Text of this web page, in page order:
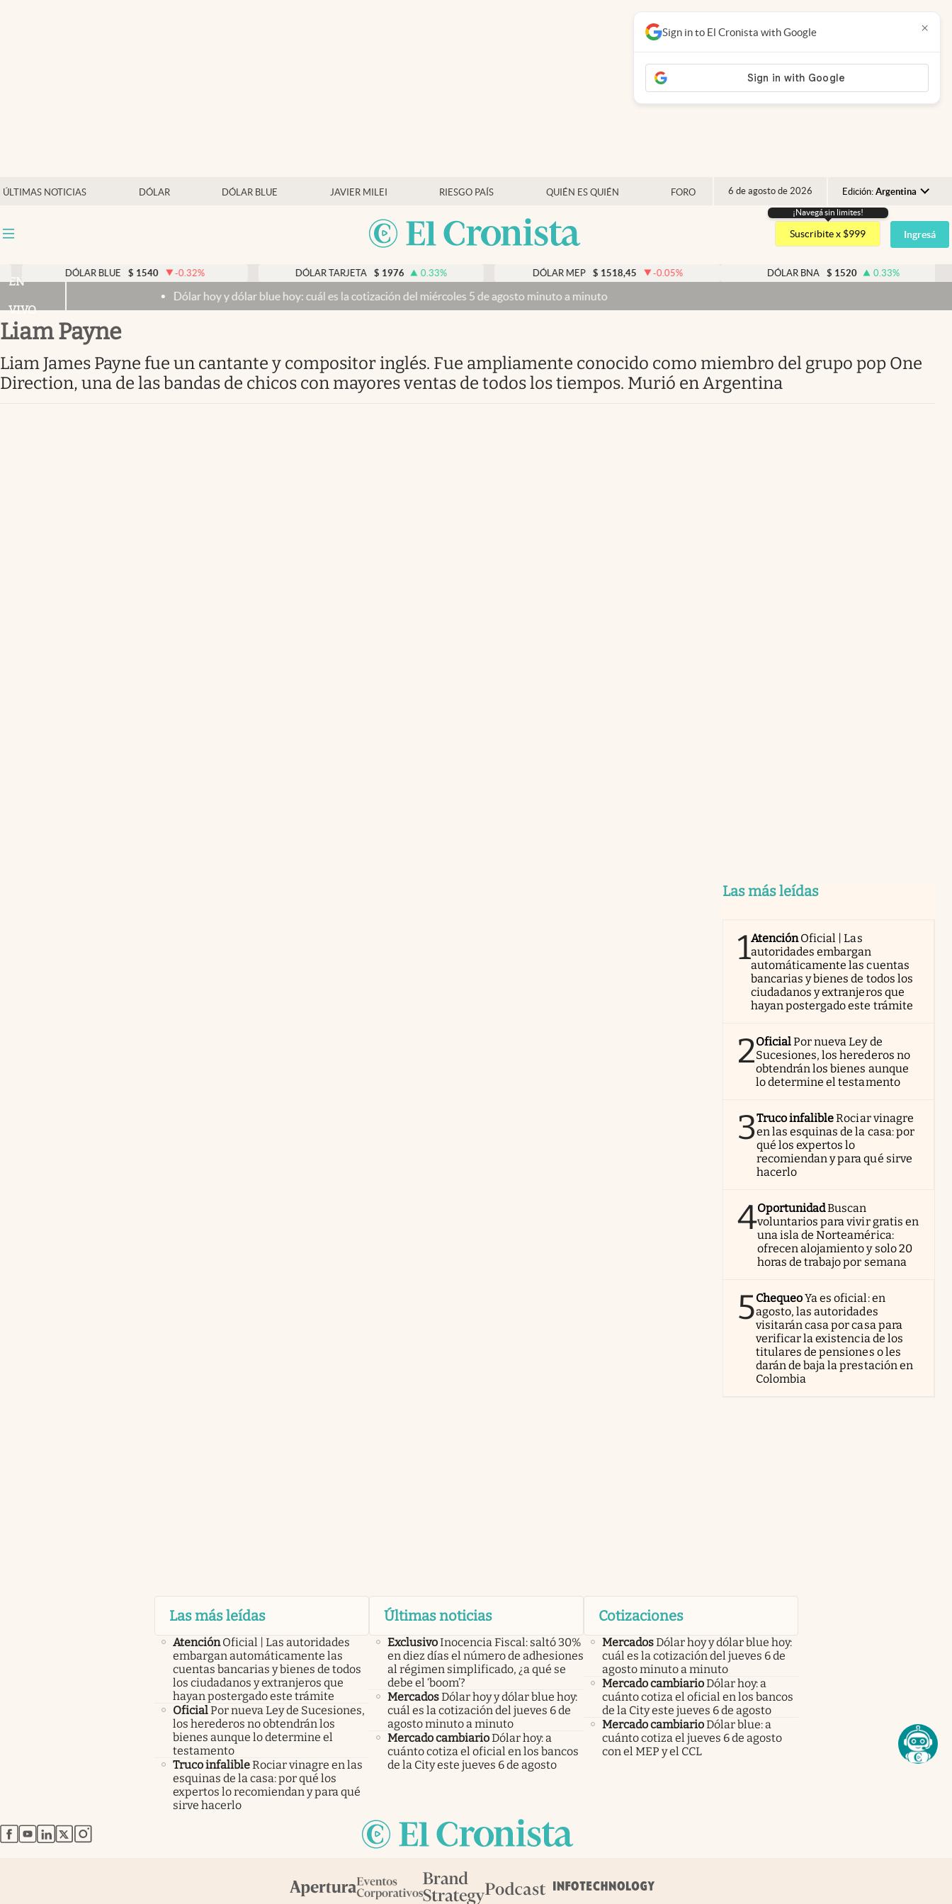
ÚLTIMAS NOTICIAS DÓLAR DÓLAR BLUE JAVIER MILEI RIESGO PAÍS QUIÉN ES QUIÉN FORO 6 de agosto de 2026 Edición: Argentina
Argentina
España
USA
Mercados Online
Otras secciones
Infotechnology
Clima
¡Navegá sin limites!
Suscribite x $999 Ingresá
DÓLAR BLUE $ 1540 -0.32% DÓLAR TARJETA $ 1976 0.33% DÓLAR MEP $ 1518,45 -0.05% DÓLAR BNA $ 1520 0.33%
EN
VIVO
Dólar hoy y dólar blue hoy: cuál es la cotización del miércoles 5 de agosto minuto a minuto
Sign in to El Cronista with Google ×
Liam Payne
Liam James Payne fue un cantante y compositor inglés. Fue ampliamente conocido como miembro del grupo pop One
Direction, una de las bandas de chicos con mayores ventas de todos los tiempos. Murió en Argentina
Las más leídas
1AtenciónOficial | Las
autoridades embargan
automáticamente las cuentas
bancarias y bienes de todos los
ciudadanos y extranjeros que
hayan postergado este trámite
2OficialPor nueva Ley de
Sucesiones, los herederos no
obtendrán los bienes aunque
lo determine el testamento
3Truco infalibleRociar vinagre
en las esquinas de la casa: por
qué los expertos lo
recomiendan y para qué sirve
hacerlo
4OportunidadBuscan
voluntarios para vivir gratis en
una isla de Norteamérica:
ofrecen alojamiento y solo 20
horas de trabajo por semana
5ChequeoYa es oficial: en
agosto, las autoridades
visitarán casa por casa para
verificar la existencia de los
titulares de pensiones o les
darán de baja la prestación en
Colombia
Las más leídas
Atención Oficial | Las autoridades
embargan automáticamente las
cuentas bancarias y bienes de todos
los ciudadanos y extranjeros que
hayan postergado este trámite
OficialPor nueva Ley de Sucesiones,
los herederos no obtendrán los
bienes aunque lo determine el
testamento
Truco infalibleRociar vinagre en las
esquinas de la casa: por qué los
expertos lo recomiendan y para qué
sirve hacerlo
Últimas noticias
ExclusivoInocencia Fiscal: saltó 30%
en diez días el número de adhesiones
al régimen simplificado, ¿a qué se
debe el ‘boom’?
MercadosDólar hoy y dólar blue hoy:
cuál es la cotización del jueves 6 de
agosto minuto a minuto
Mercado cambiarioDólar hoy: a
cuánto cotiza el oficial en los bancos
de la City este jueves 6 de agosto
Cotizaciones
MercadosDólar hoy y dólar blue hoy:
cuál es la cotización del jueves 6 de
agosto minuto a minuto
Mercado cambiarioDólar hoy: a
cuánto cotiza el oficial en los bancos
de la City este jueves 6 de agosto
Mercado cambiarioDólar blue: a
cuánto cotiza el jueves 6 de agosto
con el MEP y el CCL
abre en nueva pestaña
abre en nueva pestaña
abre en nueva pestaña
abre en nueva pestaña
abre en nueva pestaña